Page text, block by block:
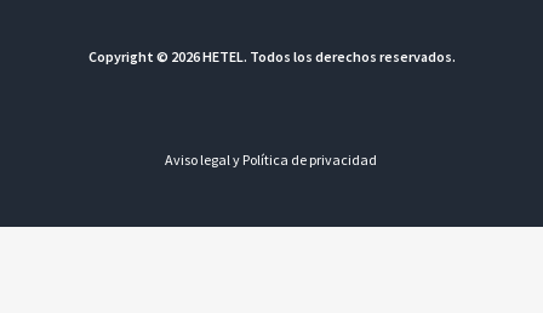
Copyright © 2026 HETEL. Todos los derechos reservados.
Aviso legal y Política de privacidad